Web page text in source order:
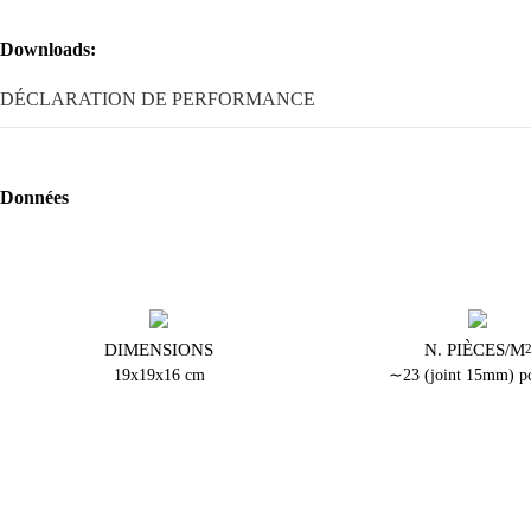
Downloads:
DÉCLARATION DE PERFORMANCE
Données
DIMENSIONS
19x19x16 cm
N. PIÈCES/M2
∼23 (joint 15mm)